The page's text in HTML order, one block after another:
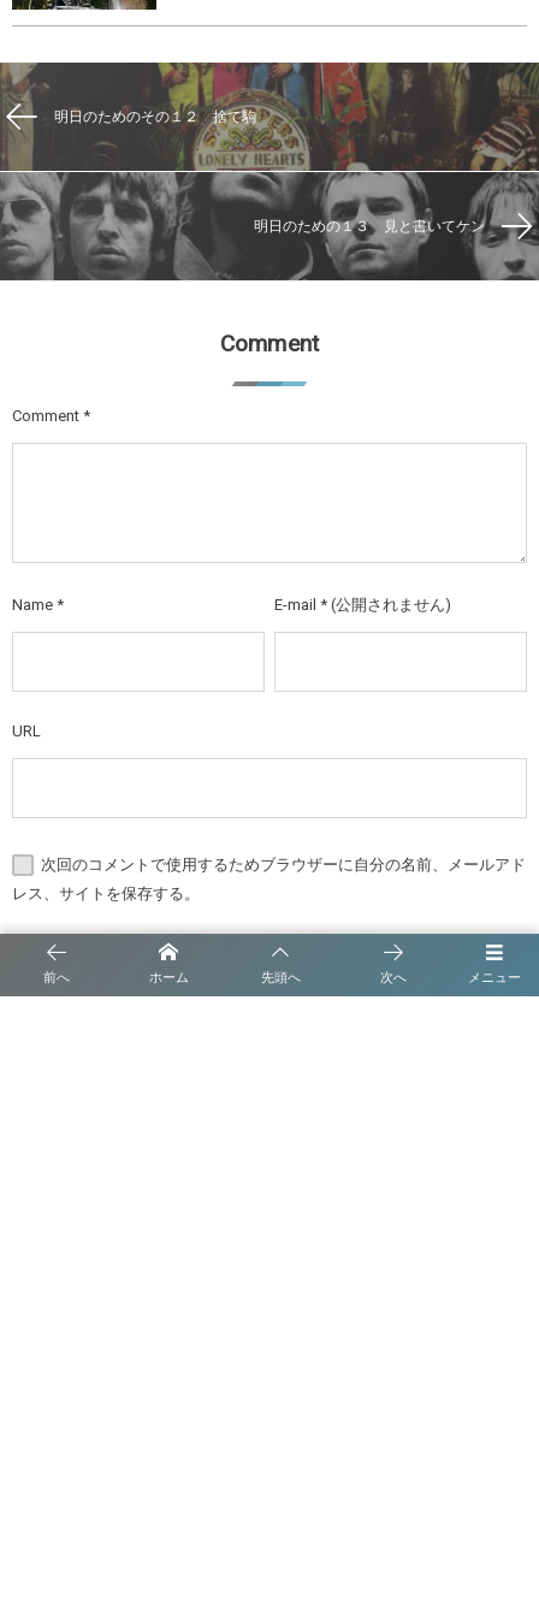
明日のためのその１２ 捨て駒
明日のための１３ 見と書いてケン
Comment
Comment *
Name * E-mail * (公開されません)
URL
次回のコメントで使用するためブラウザーに自分の名前、メールアド
レス、サイトを保存する。
メニュー
前へ ホーム 先頭へ 次へ